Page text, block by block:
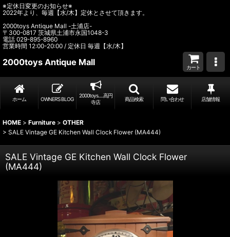
※定休日変更のお知らせ※
2022年より、毎週【水/木】定休とさせて頂きます。
2000toys Antique Mall -土浦店-
〒300-0817 茨城県土浦市永国1048-3
電話 029-895-8960
営業時間 12:00-20:00 / 定休日 毎週【水/木】
2000toys Antique Mall
カート
ホーム OWNER’S BLOG
2000toys.....高円
寺店
商品検索 問い合わせ 店舗情報
HOME > Furniture > OTHER
> SALE Vintage GE Kitchen Wall Clock Flower (MA444)
SALE Vintage GE Kitchen Wall Clock Flower
(MA444)